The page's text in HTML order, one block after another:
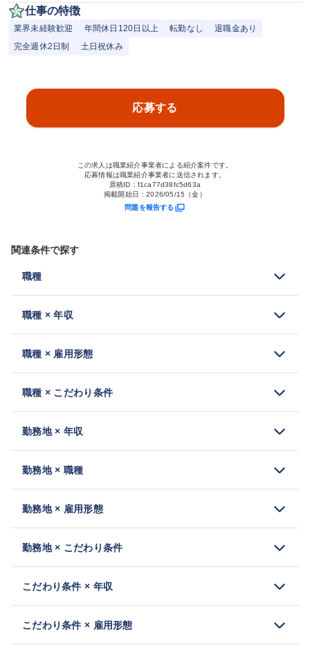
仕事の特徴
業界未経験歓迎 年間休日120日以上 転勤なし
退職金あり
完全週休2日制
土日祝休み
応募する
この求人は職業紹介事業者による紹介案件です。
応募情報は職業紹介事業者に送信されます。
原稿ID： f1ca77d38fc5d63a
掲載開始日：2026/05/15（金）
問題を報告する
関連条件で探す
職種
職種 × 年収
職種 × 雇用形態
職種 × こだわり条件
勤務地 × 年収
勤務地 × 職種
勤務地 × 雇用形態
勤務地 × こだわり条件
こだわり条件 × 年収
こだわり条件 × 雇用形態